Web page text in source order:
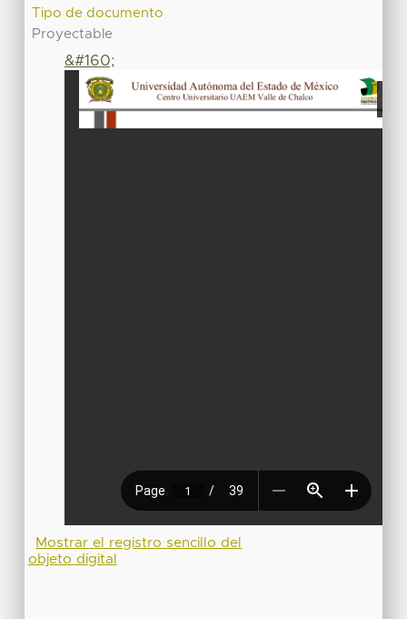
Tipo de documento
Proyectable
&#160;
Mostrar el registro sencillo del
objeto digital